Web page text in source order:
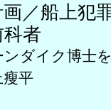
／船上犯
者
ダイク博士
平